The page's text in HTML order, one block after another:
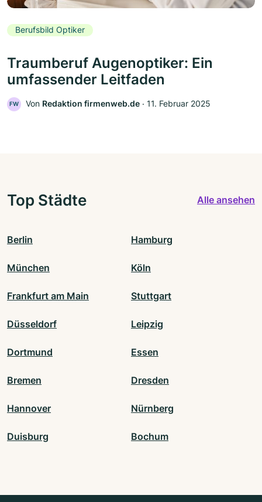
Berufsbild Optiker
Traumberuf Augenoptiker: Ein
umfassender Leitfaden
FW Von Redaktion firmenweb.de ‧ 11. Februar 2025
Top Städte Alle ansehen
Berlin Hamburg
München Köln
Frankfurt am Main Stuttgart
Düsseldorf Leipzig
Dortmund Essen
Bremen Dresden
Hannover Nürnberg
Duisburg Bochum